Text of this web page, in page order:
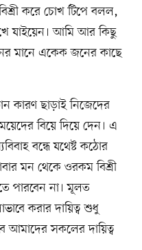
করে চোখ টিপে বলল,
যাইয়েন। আমি আর কিছু
মানে একেক জনের কাছে
কারণ ছাড়াই নিজেদের
বিয়ে দিয়ে দেন। এ
বন্ধে যথেষ্ট কঠোর
মন থেকে ওরকম বিশ্রী
পারবেন না। মূলত
করার দায়িত্ব শুধু
আমাদের সকলের দায়িত্ব